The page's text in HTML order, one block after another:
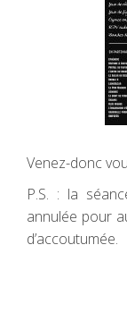
Venez-donc
P.S. : la
annulée pour
d’accoutumée.